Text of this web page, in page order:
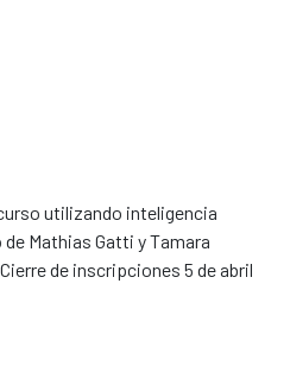
utilizando inteligencia
Mathias Gatti y Tamara
Cierre de inscripciones 5 de abril